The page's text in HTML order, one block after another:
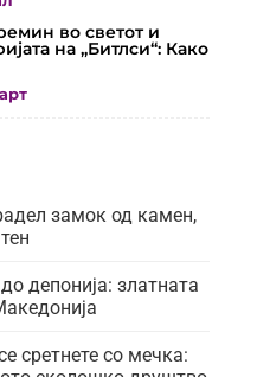
во светот и
на „Битлси“: Како
замок од камен,
депонија: златната
сретнете со мечка: